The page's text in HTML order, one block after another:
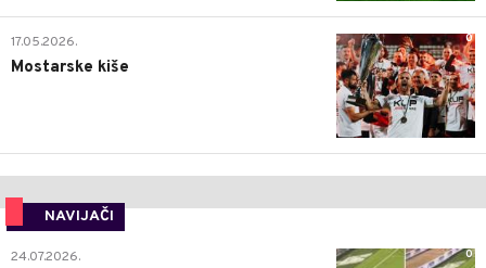
0
17.05.2026.
Mostarske kiše
NAVIJAČI
0
24.07.2026.